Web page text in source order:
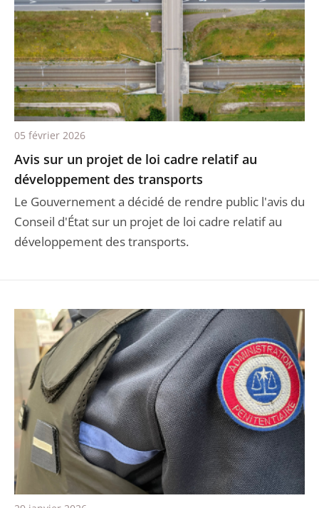
Avis sur un projet de loi cadre relatif au
développement des transports
Le Gouvernement a décidé de rendre public l'avis du
Conseil d'État sur un projet de loi cadre relatif au
développement des transports.
05 février 2026